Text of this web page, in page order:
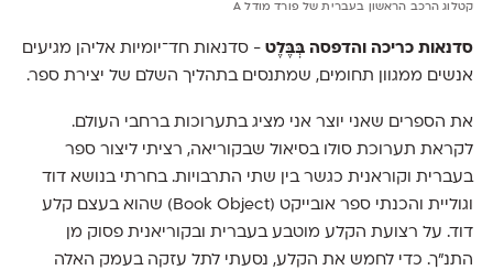
קטלוג הרכב הראשון בעברית של פורד מודל A
סדנאות כריכה והדפסה בְּבֶּלֶט- סדנאות חד־יומיות אליהן מגיעים
אנשים ממגוון תחומים, שמתנסים בתהליך השלם של יצירת ספר.
את הספרים שאני יוצר אני מציג בתערוכות ברחבי העולם.
לקראת תערוכת סולו בסיאול שבקוריאה, רציתי ליצור ספר
בעברית וקוראנית כגשר בין שתי התרבויות. בחרתי בנושא דוד
וגוליית והכנתי ספר אובייקט (Book Object) שהוא בעצם קלע
דוד. על רצועת הקלע מוטבע בעברית ובקוריאנית פסוק מן
התנ״ך. כדי לחמש את הקלע, נסעתי לתל עזקה בעמק האלה